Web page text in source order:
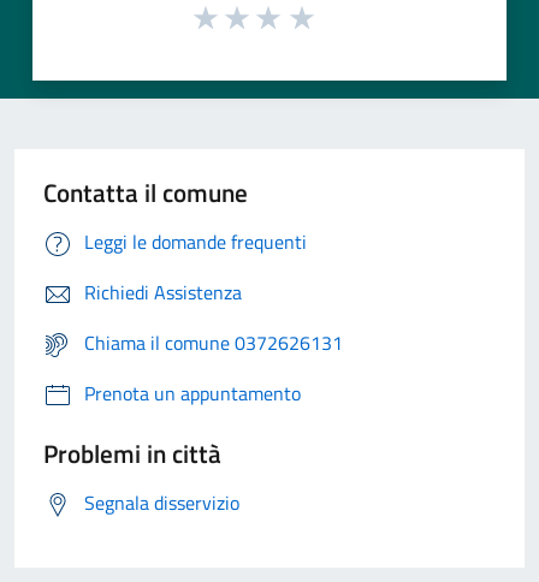
Contatta il comune
Leggi le domande frequenti
Richiedi Assistenza
Chiama il comune 0372626131
Prenota un appuntamento
Problemi in città
Segnala disservizio